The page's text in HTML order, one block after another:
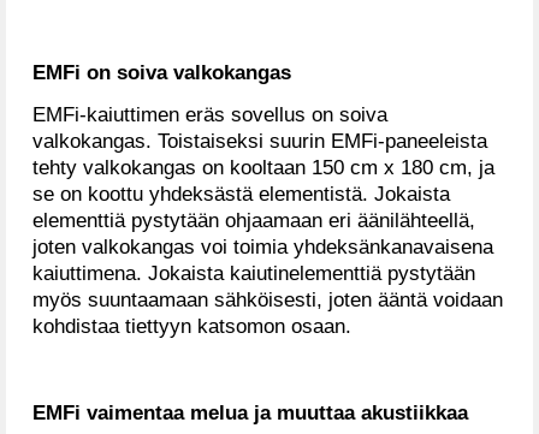
EMFi on soiva valkokangas
EMFi-kaiuttimen eräs sovellus on soiva
valkokangas. Toistaiseksi suurin EMFi-paneeleista
tehty valkokangas on kooltaan 150 cm x 180 cm, ja
se on koottu yhdeksästä elementistä. Jokaista
elementtiä pystytään ohjaamaan eri äänilähteellä,
joten valkokangas voi toimia yhdeksänkanavaisena
kaiuttimena. Jokaista kaiutinelementtiä pystytään
myös suuntaamaan sähköisesti, joten ääntä voidaan
kohdistaa tiettyyn katsomon osaan.
EMFi vaimentaa melua ja muuttaa akustiikkaa